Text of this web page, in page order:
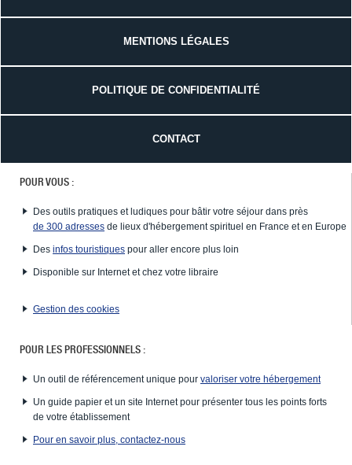
MENTIONS LÉGALES
POLITIQUE DE CONFIDENTIALITÉ
CONTACT
POUR VOUS :
Des outils pratiques et ludiques pour bâtir votre séjour dans près
de 300 adresses de lieux d'hébergement spirituel en France et en Europe
Des infos touristiques pour aller encore plus loin
Disponible sur Internet et chez votre libraire
Gestion des cookies
POUR LES PROFESSIONNELS :
Un outil de référencement unique pour valoriser votre hébergement
Un guide papier et un site Internet pour présenter tous les points forts
de votre établissement
Pour en savoir plus, contactez-nous